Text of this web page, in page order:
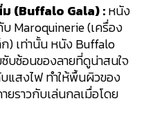
(Buffalo Gala) :หนัง
Maroquinerie (เครื่อง
) เท่านั้น หนัง Buffalo
บซ้อนของลายที่ดูน่าสนใจ
แสงไฟ ทำให้พื้นผิวของ
ยราวกับเล่นกลเมื่อโดย